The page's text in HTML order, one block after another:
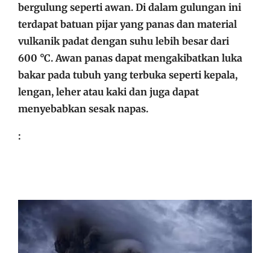
bergulung seperti awan. Di dalam gulungan ini
terdapat batuan pijar yang panas dan material
vulkanik padat dengan suhu lebih besar dari
600 °C. Awan panas dapat mengakibatkan luka
bakar pada tubuh yang terbuka seperti kepala,
lengan, leher atau kaki dan juga dapat
menyebabkan sesak napas.